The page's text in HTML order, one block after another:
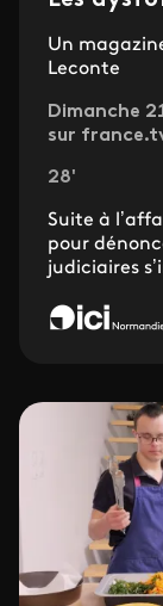
Un
Leconte
Dimanche
sur
28'
Suite à
pour
judiciaires